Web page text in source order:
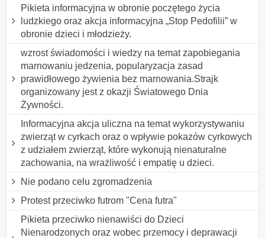
Pikieta informacyjna w obronie poczętego życia
ludzkiego oraz akcja informacyjna „Stop Pedofilii” w
obronie dzieci i młodzieży.
wzrost świadomości i wiedzy na temat zapobiegania
marnowaniu jedzenia, popularyzacja zasad
prawidłowego żywienia bez marnowania.Strajk
organizowany jest z okazji Światowego Dnia
Żywności.
Informacyjna akcja uliczna na temat wykorzystywaniu
zwierząt w cyrkach oraz o wpływie pokazów cyrkowych
z udziałem zwierząt, które wykonują nienaturalne
zachowania, na wrażliwość i empatię u dzieci.
Nie podano celu zgromadzenia
Protest przeciwko futrom "Cena futra"
Pikieta przeciwko nienawiści do Dzieci
Nienarodzonych oraz wobec przemocy i deprawacji